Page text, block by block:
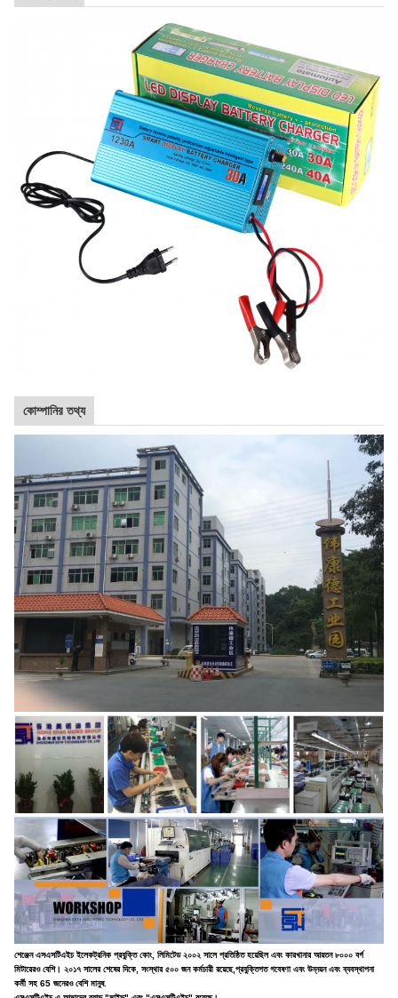
কোম্পানির তথ্য
শেঞ্জেন এসএসটিএইচ ইলেকট্রনিক প্রযুক্তি কোং, লিমিটেড ২০০২ সালে প্রতিষ্ঠিত হয়েছিল এবং কারখানার আয়তন ৮০০০ বর্গ
মিটারেরও বেশি। ২০১৭ সালের শেষের দিকে, সংস্থার ৫০০ জন কর্মচারী রয়েছে,প্রযুক্তিগত গবেষণা এবং উন্নয়ন এবং ব্যবস্থাপনা
কর্মী সহ 65 জনেরও বেশি মানুষ.